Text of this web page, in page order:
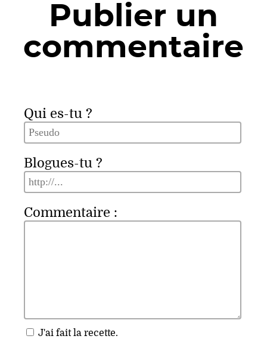
Publier un
commentaire
Qui es-tu ?
Blogues-tu ?
Commentaire :
J'ai fait la recette.